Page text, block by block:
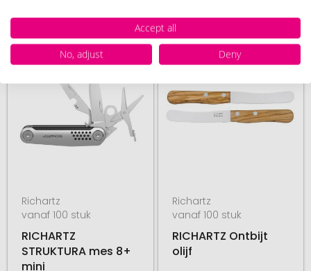
# 490.208223
Richartz
vanaf 100 stuk
RICHARTZ
STRUKTURA mes 8+
mini
# 490.208252
Richartz
vanaf 100 stuk
RICHARTZ Ontbijt
olijf
Accept all
No, adjust
Deny